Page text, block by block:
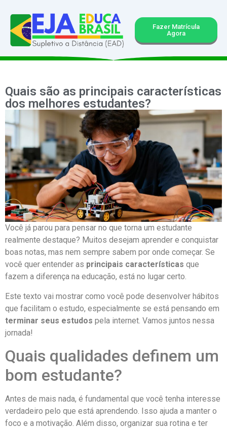
Fazer Matrícula
Agora
Quais são as principais características
dos melhores estudantes?
Você já parou para pensar no que torna um estudante
realmente destaque? Muitos desejam aprender e conquistar
boas notas, mas nem sempre sabem por onde começar. Se
você quer entender as principais características que
fazem a diferença na educação, está no lugar certo.
Este texto vai mostrar como você pode desenvolver hábitos
que facilitam o estudo, especialmente se está pensando em
terminar seus estudos pela internet. Vamos juntos nessa
jornada!
Quais qualidades definem um
bom estudante?
Antes de mais nada, é fundamental que você tenha interesse
verdadeiro pelo que está aprendendo. Isso ajuda a manter o
foco e a motivação. Além disso, organizar sua rotina e ter